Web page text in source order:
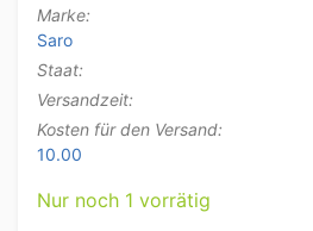
Marke:
Saro
Staat:
Versandzeit:
Kosten für den Versand:
10.00
Nur noch 1 vorrätig